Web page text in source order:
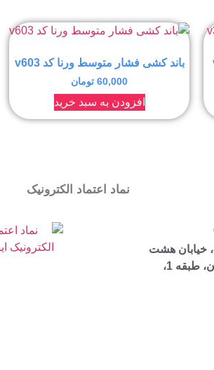
باند کشی فشار متوسط ورنا کد v603
60,000 تومان
افزودن به سبد خرید
خیابان هشت
بهشت شرقی، ساختمان مرجان، طبقه 1،
نماد اعتماد الکترونیک